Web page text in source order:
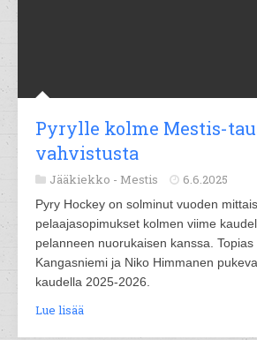
Pyrylle kolme Mestis-
vahvistusta
Jääkiekko - Mestis 6.6.2025
Pyry Hockey on solminut vuoden
pelaajasopimukset kolmen viime
pelanneen nuorukaisen kanssa.
Kangasniemi ja Niko Himmanen
kaudella 2025-2026.
Lue lisää